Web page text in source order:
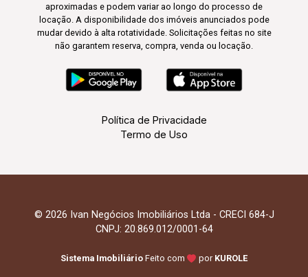
aproximadas e podem variar ao longo do processo de
locação. A disponibilidade dos imóveis anunciados pode
mudar devido à alta rotatividade. Solicitações feitas no site
não garantem reserva, compra, venda ou locação.
Política de Privacidade
Termo de Uso
© 2026 Ivan Negócios Imobiliários Ltda - CRECI 684-J
CNPJ: 20.869.012/0001-64
Sistema Imobiliário Feito com por KUROLE